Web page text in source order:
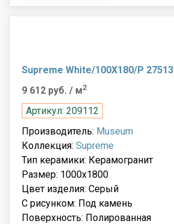
Supreme White/100X180/P 27513
9 612 руб. / м2
Артикул: 209112
Производитель: Museum
Коллекция: Supreme
Тип керамики: Керамогранит
Размер: 1000x1800
Цвет изделия: Серый
С рисунком: Под камень
Поверхность: Полированная